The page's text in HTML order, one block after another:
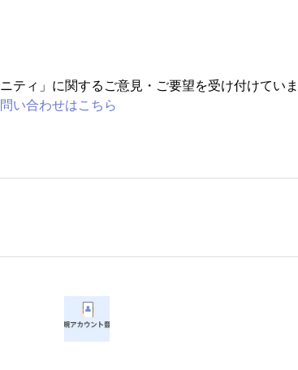
ティ」に関するご意見・ご要望を受け付けてい
い合わせはこちら